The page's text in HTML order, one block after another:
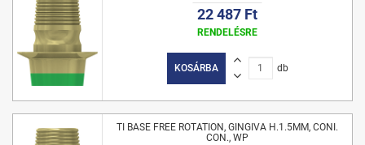
22 487 Ft
RENDELÉSRE
KOSÁRBA db
TI BASE FREE ROTATION, GINGIVA H.1.5MM, CONI.
CON., WP